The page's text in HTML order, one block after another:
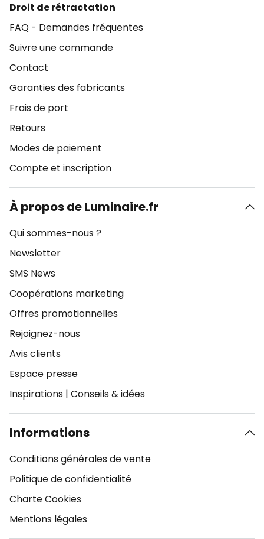
Droit de rétractation
FAQ - Demandes fréquentes
Suivre une commande
Contact
Garanties des fabricants
Frais de port
Retours
Modes de paiement
Compte et inscription
À propos de Luminaire.fr
Qui sommes-nous ?
Newsletter
SMS News
Coopérations marketing
Offres promotionnelles
Rejoignez-nous
Avis clients
Espace presse
Inspirations | Conseils & idées
Informations
Conditions générales de vente
Politique de confidentialité
Charte Cookies
Mentions légales